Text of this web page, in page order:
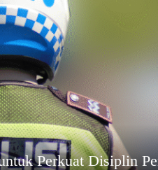
Perkuat Disiplin